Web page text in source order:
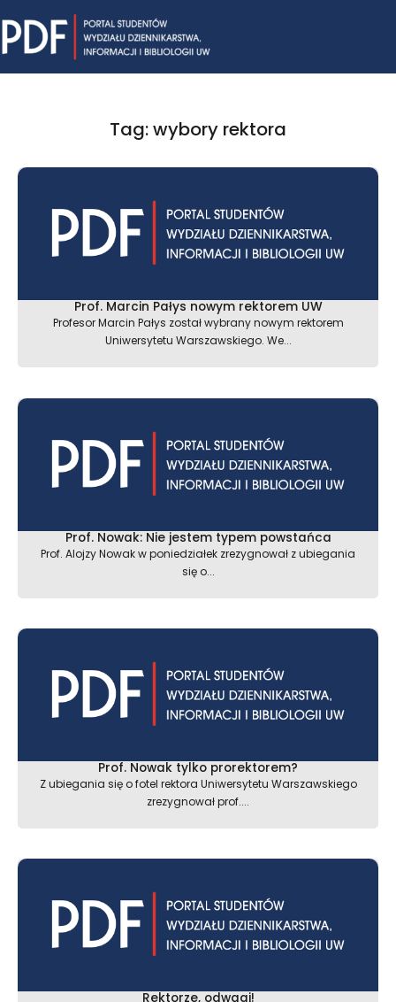
to
content
Tag: wybory rektora
Prof. Marcin Pałys nowym rektorem UW
Profesor Marcin Pałys został wybrany nowym rektorem
Uniwersytetu Warszawskiego. We...
Prof. Nowak: Nie jestem typem powstańca
Prof. Alojzy Nowak w poniedziałek zrezygnował z ubiegania
się o...
Prof. Nowak tylko prorektorem?
Z ubiegania się o fotel rektora Uniwersytetu Warszawskiego
zrezygnował prof....
Rektorze, odwagi!